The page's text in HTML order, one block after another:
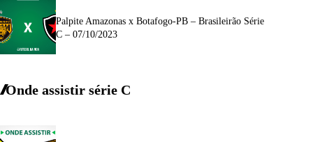
Palpite Amazonas x Botafogo-PB – Brasileirão Série
C – 07/10/2023
Onde assistir série C